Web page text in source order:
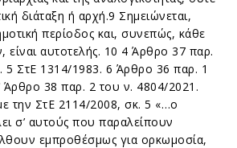
διάταξη ή αρχή.9 Σημειώνεται,
περίοδος και, συνεπώς, κάθε
είναι αυτοτελής. 10 4 Άρθρο 37 παρ.
5 ΣτΕ 1314/1983. 6 Άρθρο 36 παρ. 1
38 παρ. 2 του ν. 4804/2021.
την ΣτΕ 2114/2008, σκ. 5 «…ο
σ’ αυτούς που παραλείπουν
εμπροθέσμως για ορκωμοσία,